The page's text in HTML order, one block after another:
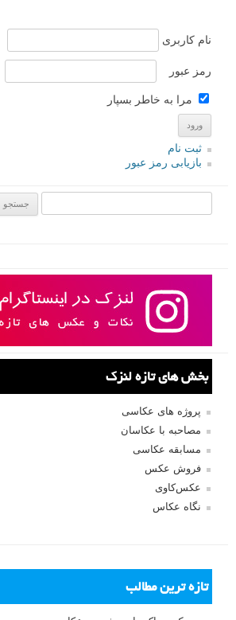
نام کاربری
رمز عبور
مرا به خاطر بسپار
ثبت نام
بازیابی رمز عبور
بخش های تازه لنزک
پروژه های عکاسی
مصاحبه با عکاسان
مسابقه عکاسی
فروش عکس
عکس‌کاوی
نگاه عکاس
تازه ترین مطالب